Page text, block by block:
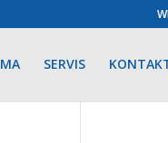
SERVIS